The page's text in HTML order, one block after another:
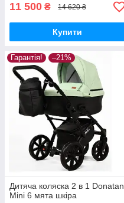
11 500 ₴ 14 620 ₴
Купити
Гарантія! –21%
Дитяча коляска 2 в 1 Donatan
Mini 6 мята шкіра